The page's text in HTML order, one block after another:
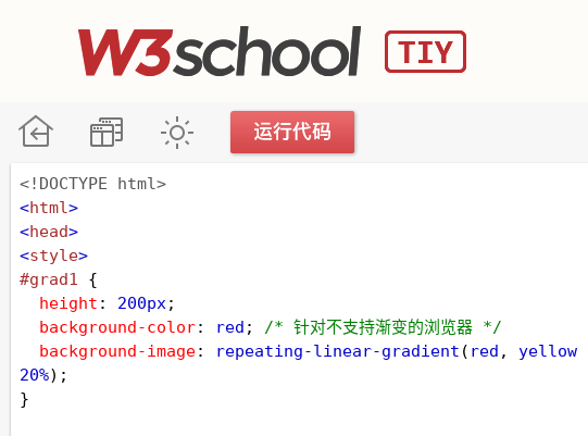
<!DOCTYPE html>
<html>
<head>
<style>
#grad1 {
height : 200px;
background-color: red ; /* 针对不支持渐变的浏览器 */
background-image: repeating-linear-gradient ( red , yellow
20%);
}